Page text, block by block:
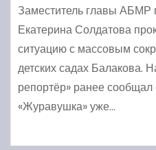
Заместитель главы
Екатерина Солдатова
ситуацию с массовым
детских садах Балакова.
репортёр» ранее сообщал
«Журавушка» уже…